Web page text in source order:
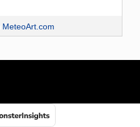
MeteoArt.com